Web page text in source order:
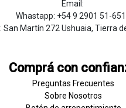
Email:
Whastapp: +54 9 2901 51-
San Martín 272 Ushuaia, Tierra
Comprá con
Preguntas Frecuentes
Sobre Nosotros